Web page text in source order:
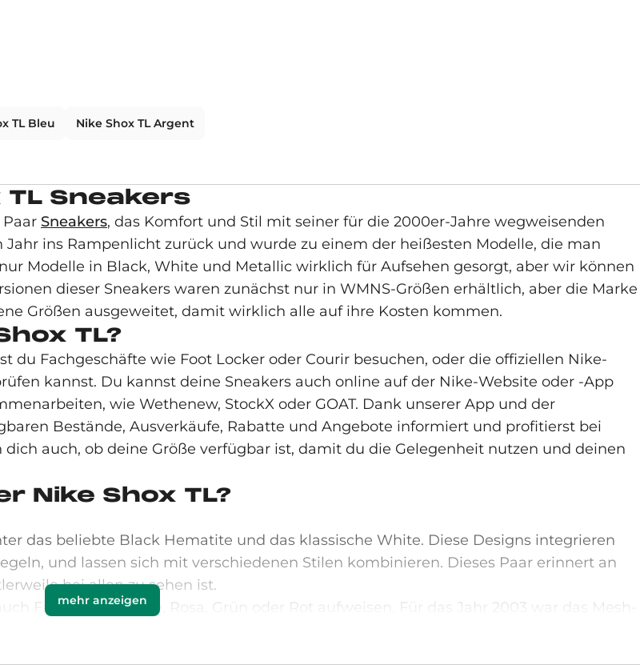
TL Bleu Nike Shox TL Argent
Sneakers
Sneakers, das Komfort und Stil mit seiner für die 2000er-Jahre wegweisenden
ins Rampenlicht zurück und wurde zu einem der heißesten Modelle, die man
Modelle in Black, White und Metallic wirklich für Aufsehen gesorgt, aber wir können
dieser Sneakers waren zunächst nur in WMNS-Größen erhältlich, aber die Marke
Größen ausgeweitet, damit wirklich alle auf ihre Kosten kommen.
TL?
du Fachgeschäfte wie Foot Locker oder Courir besuchen, oder die offiziellen Nike-
kannst. Du kannst deine Sneakers auch online auf der Nike-Website oder -App
wie Wethenew, StockX oder GOAT. Dank unserer App und der
Bestände, Ausverkäufe, Rabatte und Angebote informiert und profitierst bei
auch, ob deine Größe verfügbar ist, damit du die Gelegenheit nutzen und deinen
Nike Shox TL?
das beliebte Black Hematite und das klassische White. Diese Designs integrieren
und lassen sich mit verschiedenen Stilen kombinieren. Dieses Paar erinnert an
bei allen zu sehen ist.
Farbe wie Orange, Rosa, Grün oder Rot aufweisen. Für das Jahr 2003 war das Mesh-
mehr anzeigen